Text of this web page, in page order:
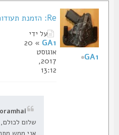
Re: הזמנת תעודות החבר של הסליק
על ידי
GA1
» 20
אוגוסט
2017,
yoramhai כתב:
שלום לכולם,